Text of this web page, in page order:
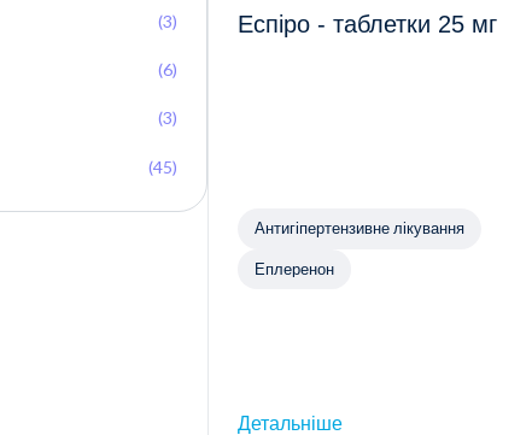
(3)
(6)
(3)
(45)
Еспіро - таблетки 25 мг
Антигіпертензивне лікування
Еплеренон
Детальніше